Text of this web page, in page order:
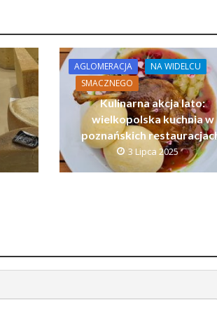
AGLOMERACJA
NA WIDELCU
SMACZNEGO
Kulinarna akcja lato:
wielkopolska kuchnia w
poznańskich
3 Lipca 2025